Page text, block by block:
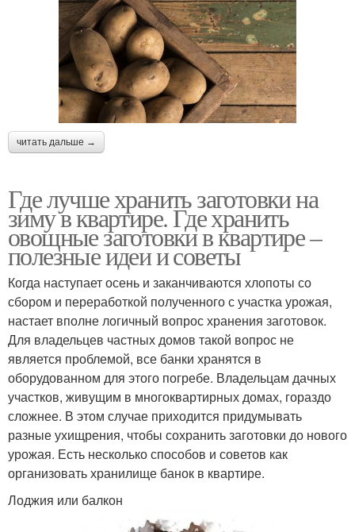
читать дальше →
Где лучше хранить заготовки на
зиму в квартире. Где хранить
овощные заготовки в квартире –
полезные идеи и советы
Когда наступает осень и заканчиваются хлопоты со
сбором и переработкой полученного с участка урожая,
настает вполне логичный вопрос хранения заготовок.
Для владельцев частных домов такой вопрос не
является проблемой, все банки хранятся в
оборудованном для этого погребе. Владельцам дачных
участков, живущим в многоквартирных домах, гораздо
сложнее. В этом случае приходится придумывать
разные ухищрения, чтобы сохранить заготовки до нового
урожая. Есть несколько способов и советов как
организовать хранилище банок в квартире.
Лоджия или балкон